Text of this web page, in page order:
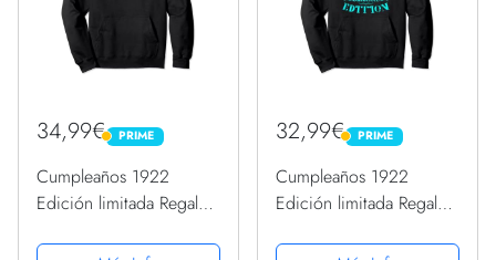
34,99€ PRIME
PRIME
Cumpleaños 1922
Edición limitada Regalo
32,99€ PRIME
PRIME
Cumpleaños 1922
Edición limitada Regalo